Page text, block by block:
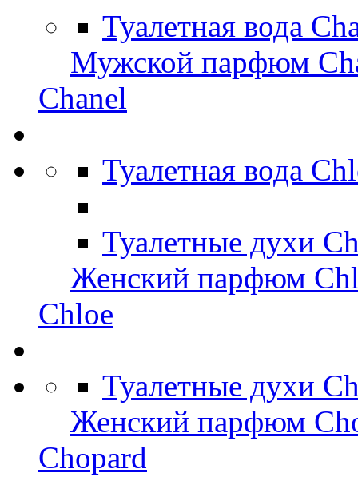
Туалетная вода
Мужской парфюм
Chanel
Туалетная вода
Туалетные духи
Женский парфюм
Chloe
Туалетные духи
Женский парфюм
Chopard